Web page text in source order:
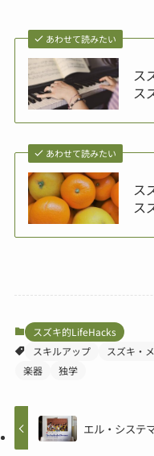
あわせて読みたい
ス
ス
あわせて読みたい
ス
ス
スズキ的LifeHacks
スキルアップ
スズキ・
楽器
独学
エル・システ